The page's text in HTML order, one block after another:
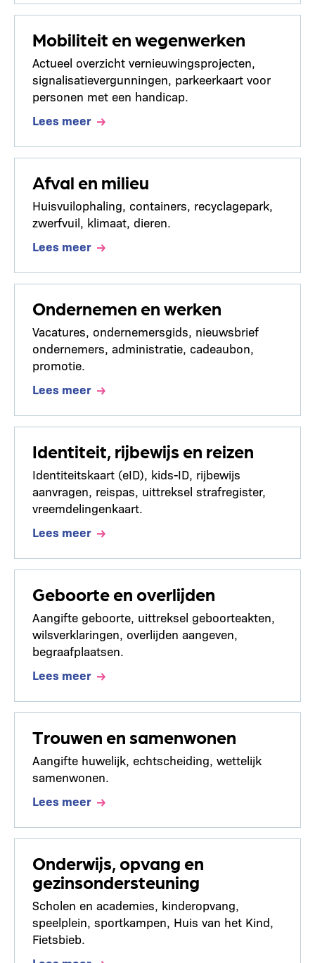
Mobiliteit en wegenwerken
Actueel overzicht vernieuwingsprojecten,
signalisatievergunningen, parkeerkaart voor
personen met een handicap.
Lees meer
Afval en milieu
Huisvuilophaling, containers, recyclagepark,
zwerfvuil, klimaat, dieren.
Lees meer
Ondernemen en werken
Vacatures, ondernemersgids, nieuwsbrief
ondernemers, administratie, cadeaubon,
promotie.
Lees meer
Identiteit, rijbewijs en reizen
Identiteitskaart (eID), kids-ID, rijbewijs
aanvragen, reispas, uittreksel strafregister,
vreemdelingenkaart.
Lees meer
Geboorte en overlijden
Aangifte geboorte, uittreksel geboorteakten,
wilsverklaringen, overlijden aangeven,
begraafplaatsen.
Lees meer
Trouwen en samenwonen
Aangifte huwelijk, echtscheiding, wettelijk
samenwonen.
Lees meer
Onderwijs, opvang en
gezinsondersteuning
Scholen en academies, kinderopvang,
speelplein, sportkampen, Huis van het Kind,
Fietsbieb.